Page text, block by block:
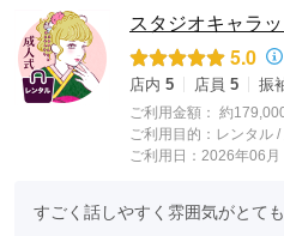
スタジオキャラ
5.0
店内 5 店員 5 振
ご利用金額： 約
ご利用目的： レンタル /
ご利用日：2026年06月
すごく話しやすく雰囲気がとて